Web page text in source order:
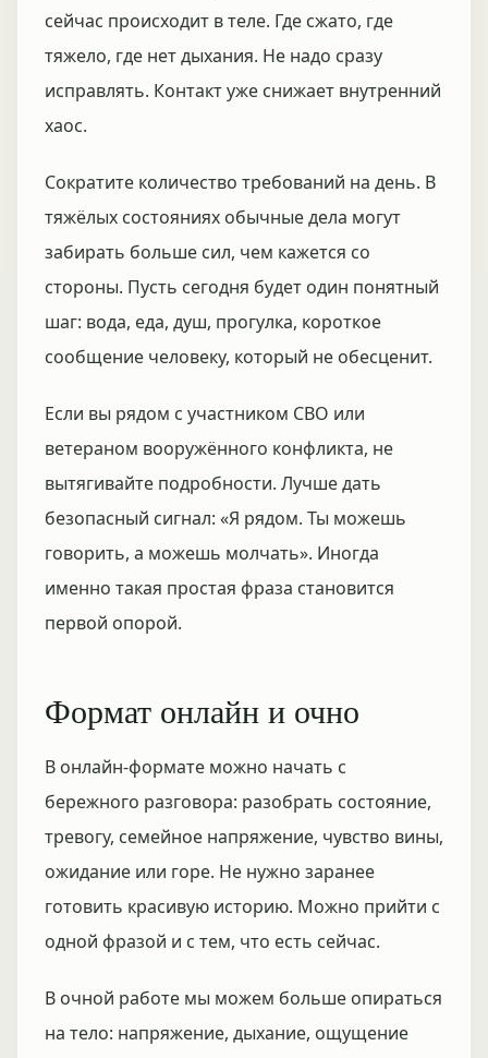
сейчас происходит в теле. Где сжато, где
тяжело, где нет дыхания. Не надо сразу
исправлять. Контакт уже снижает внутренний
хаос.
Сократите количество требований на день. В
тяжёлых состояниях обычные дела могут
забирать больше сил, чем кажется со
стороны. Пусть сегодня будет один понятный
шаг: вода, еда, душ, прогулка, короткое
сообщение человеку, который не обесценит.
Если вы рядом с участником СВО или
ветераном вооружённого конфликта, не
вытягивайте подробности. Лучше дать
безопасный сигнал: «Я рядом. Ты можешь
говорить, а можешь молчать». Иногда
именно такая простая фраза становится
первой опорой.
Формат онлайн и очно
В онлайн-формате можно начать с
бережного разговора: разобрать состояние,
тревогу, семейное напряжение, чувство вины,
ожидание или горе. Не нужно заранее
готовить красивую историю. Можно прийти с
одной фразой и с тем, что есть сейчас.
В очной работе мы можем больше опираться
на тело: напряжение, дыхание, ощущение